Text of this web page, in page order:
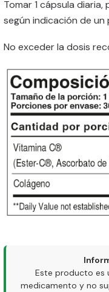
Tomar 1 cápsula
según indicación de un
No exceder la dosis
Este producto es
medicamento y no